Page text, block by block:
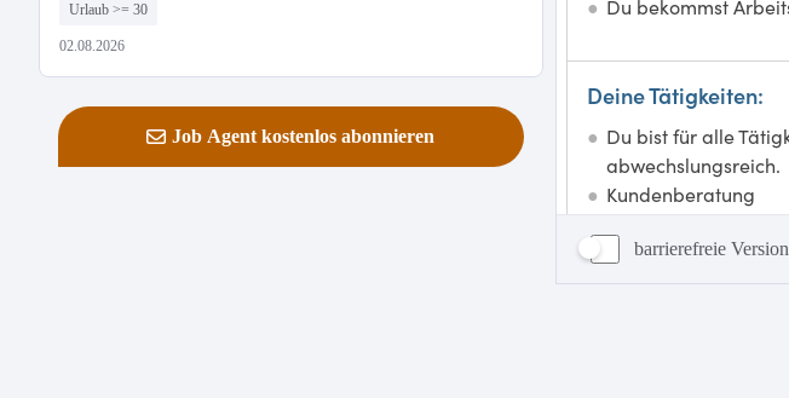
Urlaub >= 30
02.08.2026
Job Agent kostenlos abonnieren
barrierefreie Version